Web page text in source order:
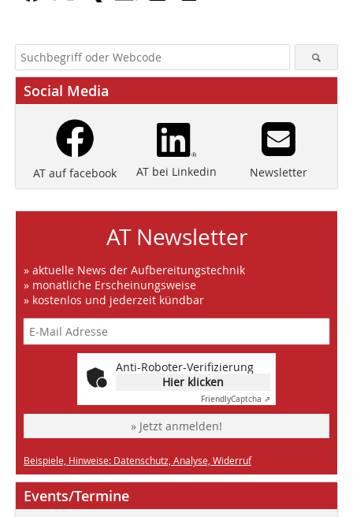
Social Media
AT auf facebook AT bei Linkedin Newsletter
AT Newsletter
» aktuelle News der Aufbereitungstechnik
» monatliche Erscheinungsweise
» kostenlos und jederzeit kündbar
Anti-Roboter-Verifizierung
Hier klicken
FriendlyCaptcha ⇗
» Jetzt anmelden!
Beispiele, Hinweise: Datenschutz, Analyse, Widerruf
Events/Termine